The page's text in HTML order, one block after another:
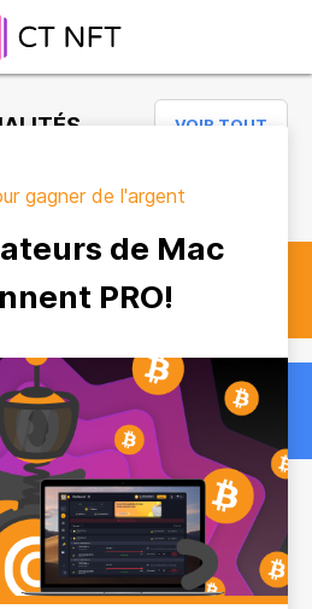
VOIR TOUT
gagner de l'argent
de Mac
PRO!